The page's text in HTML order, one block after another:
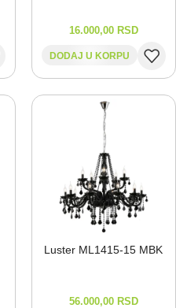
16.000,00 RSD
DODAJ U KORPU
Luster ML1415-⁠15 MBK
56.000,00 RSD